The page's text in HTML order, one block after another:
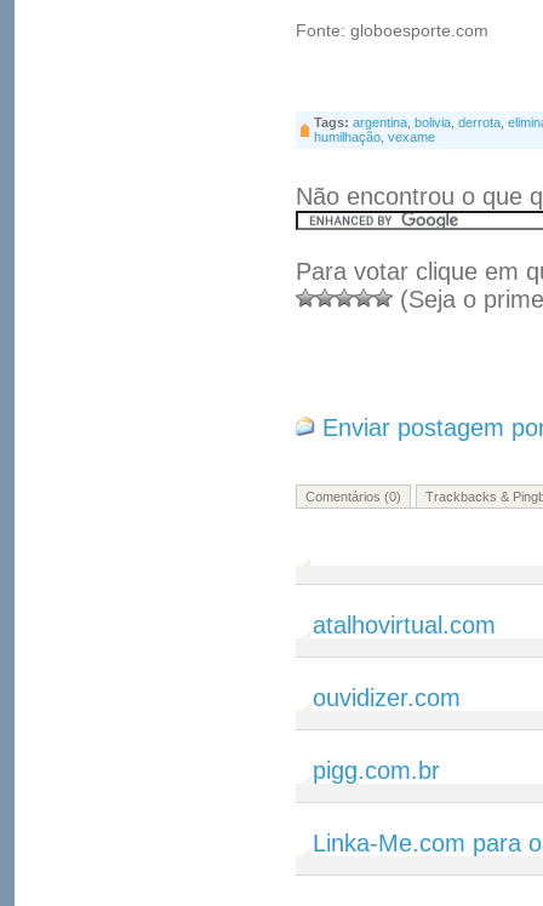
Fonte: globoesporte.com
Tags: argentina bolivia derrota
humilhação vexame
Não encontrou o que
Para votar clique em
(Seja o
Enviar postagem
Comentários (0) Trackbacks &
atalhovirtual.com
ouvidizer.com
pigg.com.br
Linka-Me.com para